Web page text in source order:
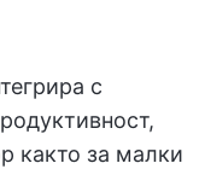
с
както за малки